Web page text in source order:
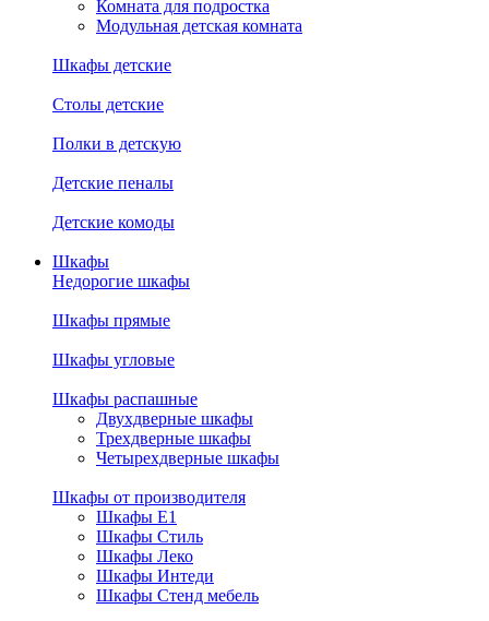
Комната для подростка
Модульная детская комната
Шкафы детские
Столы детские
Полки в детскую
Детские пеналы
Детские комоды
Шкафы
Недорогие шкафы
Шкафы прямые
Шкафы угловые
Шкафы распашные
Двухдверные шкафы
Трехдверные шкафы
Четырехдверные шкафы
Шкафы от производителя
Шкафы E1
Шкафы Стиль
Шкафы Леко
Шкафы Интеди
Шкафы Стенд мебель